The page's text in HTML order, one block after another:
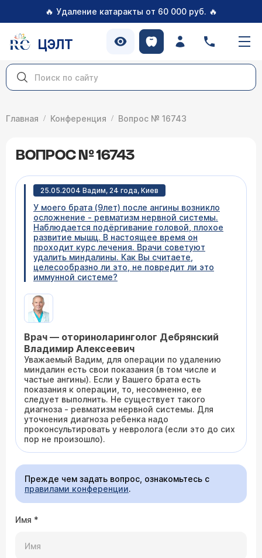
🔥 Удаление катаракты от 60 000 руб. 🔥
ЦЭЛТ
Главная Конференция Вопрос № 16743
ВОПРОС № 16743
25.05.2004 Вадим, 24 года, Киев
У моего брата (9лет) после ангины возникло
осложнение - ревматизм нервной системы.
Наблюдается подёргивание головой, плохое
развитие мышц. В настоящее время он
проходит курс лечения. Врачи советуют
удалить миндалины. Как Вы считаете,
целесообразно ли это, не повредит ли это
иммунной системе?
Врач — оториноларинголог Дебрянский
Владимир Алексеевич
Уважаемый Вадим, для операции по удалению
миндалин есть свои показания (в том числе и
частые ангины). Если у Вашего брата есть
показания к операции, то, несомненно, ее
следует выполнить. Не существует такого
диагноза - ревматизм нервной системы. Для
уточнения диагноза ребенка надо
проконсультировать у невролога (если это до сих
пор не произошло).
Прежде чем задать вопрос, ознакомьтесь с
правилами конференции.
Имя *